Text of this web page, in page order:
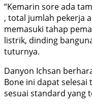
“Kemarin sore ada
, total jumlah pekerja
memasuki tahap
listrik, dinding
tuturnya.
Danyon Ichsan
Bone ini dapat
sesuai standard yang